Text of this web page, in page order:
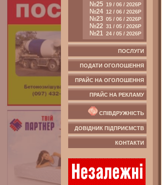
№25 19 / 06 / 2026Р
№24 12 / 06 / 2026Р
№23 05 / 06 / 2026Р
№22 31 / 05 / 2026Р
№21 24 / 05 / 2026Р
ПОСЛУГИ
ПОДАТИ ОГОЛОШЕННЯ
ПРАЙС НА ОГОЛОШЕННЯ
ПРАЙС НА РЕКЛАМУ
СПІВДРУЖНІСТЬ
ДОВІДНИК ПІДПРИЄМСТВ
КОНТАКТИ